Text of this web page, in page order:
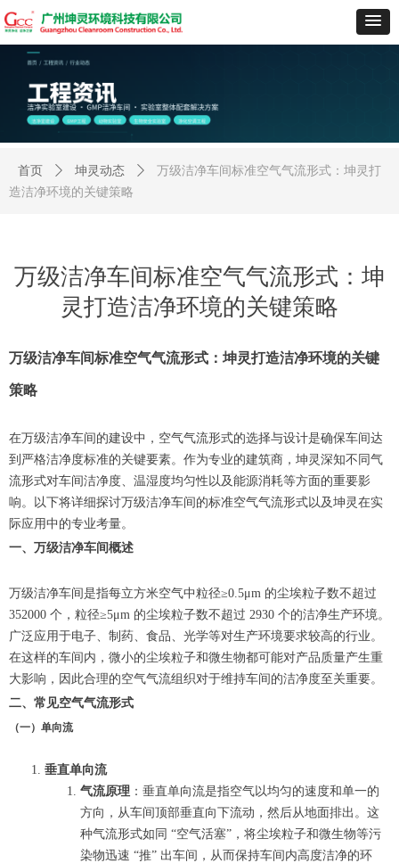
万级洁净车间标准空气气流形式：坤
灵打造洁净环境的关键策略
万级洁净车间标准空气气流形式：坤灵打造洁净环境的关键
策略
在万级洁净车间的建设中，空气气流形式的选择与设计是确保车间达
到严格洁净度标准的关键要素。作为专业的建筑商，坤灵深知不同气
流形式对车间洁净度、温湿度均匀性以及能源消耗等方面的重要影
响。以下将详细探讨万级洁净车间的标准空气气流形式以及坤灵在实
际应用中的专业考量。
一、万级洁净车间概述
万级洁净车间是指每立方米空气中粒径≥0.5μm 的尘埃粒子数不超过
352000 个，粒径≥5μm 的尘埃粒子数不超过 2930 个的洁净生产环境。
广泛应用于电子、制药、食品、光学等对生产环境要求较高的行业。
在这样的车间内，微小的尘埃粒子和微生物都可能对产品质量产生重
大影响，因此合理的空气气流组织对于维持车间的洁净度至关重要。
二、常见空气气流形式
（一）单向流
垂直单向流
气流原理 ：垂直单向流是指空气以均匀的速度和单一的
方向，从车间顶部垂直向下流动，然后从地面排出。这
种气流形式如同 “空气活塞”，将尘埃粒子和微生物等污
染物迅速 “推” 出车间，从而保持车间内高度洁净的环
首页 ꄲ 坤灵动态 ꄲ
万级洁净车间标准空气气流形式：坤灵打
造洁净环境的关键策略